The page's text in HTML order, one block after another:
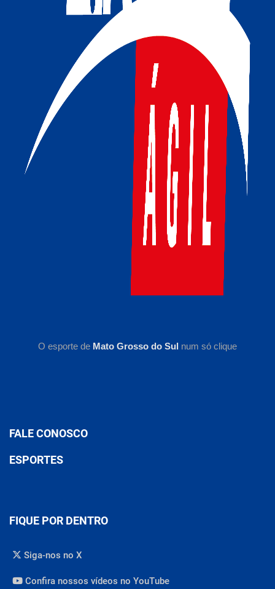
O esporte de Mato Grosso do Sul num só clique
FALE CONOSCO
ESPORTES
FIQUE POR DENTRO
Siga-nos no X
Confira nossos vídeos no YouTube